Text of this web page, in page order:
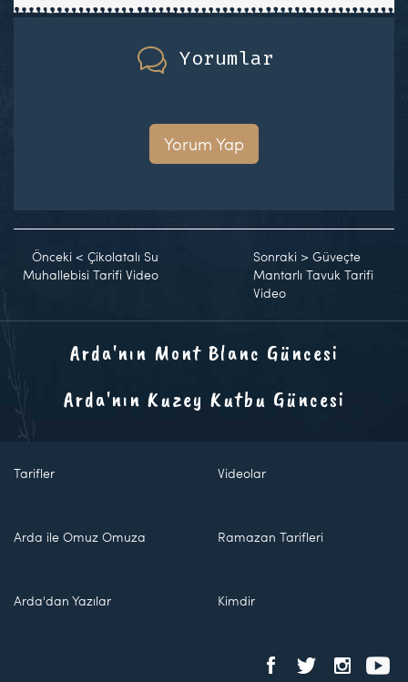
Yorumlar
Yorum Yap
Önceki < Çikolatalı Su
Muhallebisi Tarifi Video
Sonraki >Güveçte
Mantarlı Tavuk Tarifi
Video
Arda'nın Mont Blanc Güncesi
Arda'nın Kuzey Kutbu Güncesi
Tarifler Videolar
Arda ile Omuz Omuza Ramazan Tarifleri
Arda'dan Yazılar Kimdir